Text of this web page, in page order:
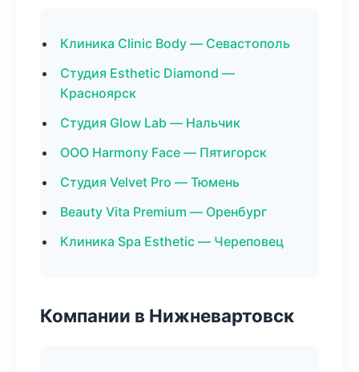
Клиника Clinic Body — Севастополь
Студия Esthetic Diamond —
Красноярск
Студия Glow Lab — Нальчик
ООО Harmony Face — Пятигорск
Студия Velvet Pro — Тюмень
Beauty Vita Premium — Оренбург
Клиника Spa Esthetic — Череповец
Компании в Нижневартовск